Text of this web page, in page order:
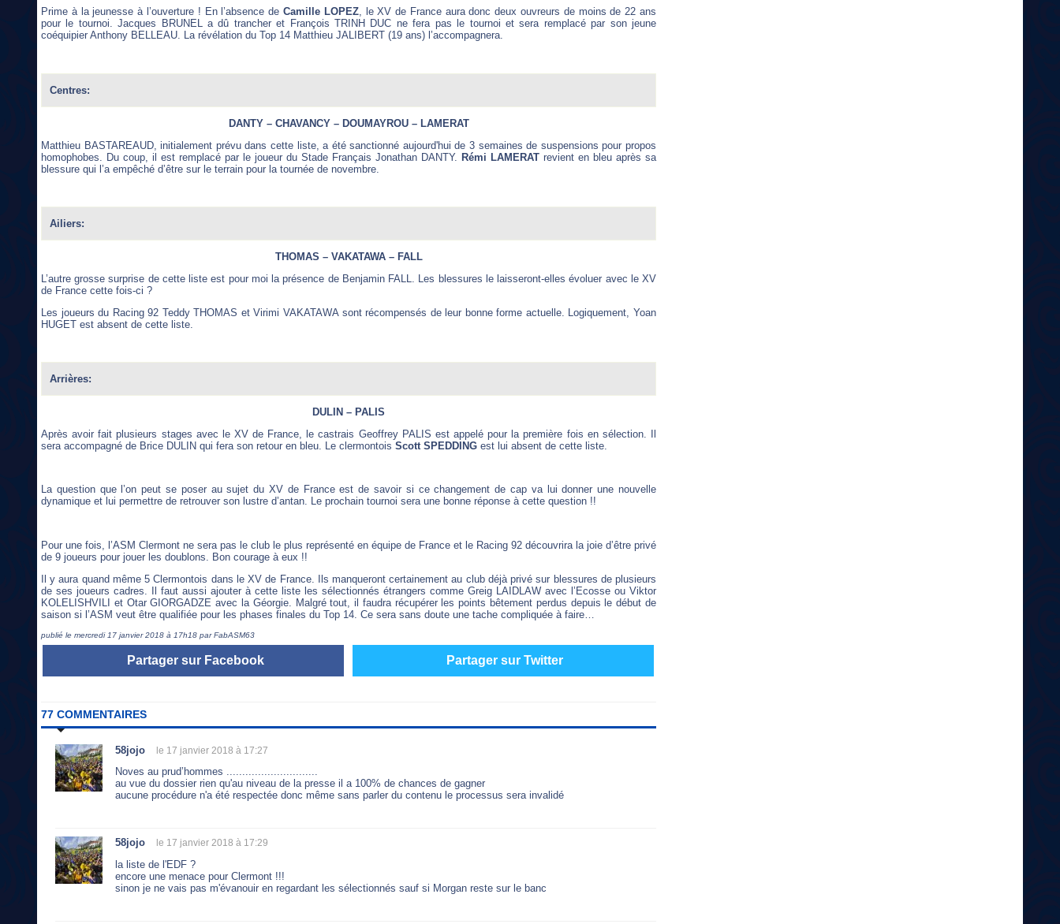
Prime à la jeunesse à l’ouverture ! En l’absence de Camille LOPEZ, le XV de France aura donc deux ouvreurs de moins de 22 ans
pour le tournoi. Jacques BRUNEL a dû trancher et François TRINH DUC ne fera pas le tournoi et sera remplacé par son jeune
coéquipier Anthony BELLEAU. La révélation du Top 14 Matthieu JALIBERT (19 ans) l’accompagnera.
Centres:
DANTY – CHAVANCY – DOUMAYROU – LAMERAT
Matthieu BASTAREAUD, initialement prévu dans cette liste, a été sanctionné aujourd'hui de 3 semaines de suspensions pour propos
homophobes. Du coup, il est remplacé par le joueur du Stade Français Jonathan DANTY. Rémi LAMERAT revient en bleu après sa
blessure qui l’a empêché d’être sur le terrain pour la tournée de novembre.
Ailiers:
THOMAS – VAKATAWA – FALL
L’autre grosse surprise de cette liste est pour moi la présence de Benjamin FALL. Les blessures le laisseront-elles évoluer avec le XV
de France cette fois-ci ?
Les joueurs du Racing 92 Teddy THOMAS et Virimi VAKATAWA sont récompensés de leur bonne forme actuelle. Logiquement, Yoan
HUGET est absent de cette liste.
Arrières:
DULIN – PALIS
Après avoir fait plusieurs stages avec le XV de France, le castrais Geoffrey PALIS est appelé pour la première fois en sélection. Il
sera accompagné de Brice DULIN qui fera son retour en bleu. Le clermontois Scott SPEDDING est lui absent de cette liste.
La question que l’on peut se poser au sujet du XV de France est de savoir si ce changement de cap va lui donner une nouvelle
dynamique et lui permettre de retrouver son lustre d’antan. Le prochain tournoi sera une bonne réponse à cette question !!
Pour une fois, l’ASM Clermont ne sera pas le club le plus représenté en équipe de France et le Racing 92 découvrira la joie d’être privé
de 9 joueurs pour jouer les doublons. Bon courage à eux !!
Il y aura quand même 5 Clermontois dans le XV de France. Ils manqueront certainement au club déjà privé sur blessures de plusieurs
de ses joueurs cadres. Il faut aussi ajouter à cette liste les sélectionnés étrangers comme Greig LAIDLAW avec l’Ecosse ou Viktor
KOLELISHVILI et Otar GIORGADZE avec la Géorgie. Malgré tout, il faudra récupérer les points bêtement perdus depuis le début de
saison si l’ASM veut être qualifiée pour les phases finales du Top 14. Ce sera sans doute une tache compliquée à faire…
publié le mercredi 17 janvier 2018 à 17h18 par FabASM63
Partager sur Facebook Partager sur Twitter
77 COMMENTAIRES
58jojo le 17 janvier 2018 à 17:27
Noves au prud’hommes .............................
au vue du dossier rien qu'au niveau de la presse il a 100% de chances de gagner
aucune procédure n'a été respectée donc même sans parler du contenu le processus sera invalidé
58jojo le 17 janvier 2018 à 17:29
la liste de l'EDF ?
encore une menace pour Clermont !!!
sinon je ne vais pas m'évanouir en regardant les sélectionnés sauf si Morgan reste sur le banc